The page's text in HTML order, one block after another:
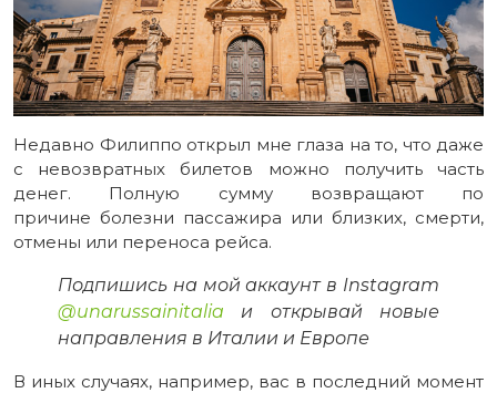
Недавно Филиппо открыл мне глаза на то, что даже
с невозвратных билетов можно получить часть
денег. Полную сумму возвращают по
причине болезни пассажира или близких, смерти,
отмены или переноса рейса.
Подпишись на мой аккаунт в Instagram
@unarussainitalia и открывай новые
направления в Италии и Европе
В иных случаях, например, вас в последний момент